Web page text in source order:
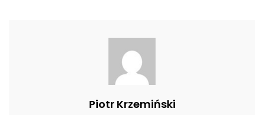
Piotr Krzemiński